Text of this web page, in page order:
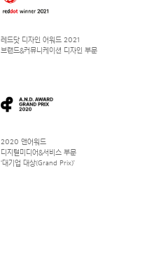
레드닷 디자인 어워드 2021
브랜드&커뮤니케이션 디자인 부문
2020 앤어워드
디지털미디어&서비스 부문
‘대기업 대상(Grand Prix)’